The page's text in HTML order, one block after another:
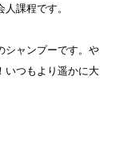
課程です。
シャンプーです。や
いつもより遥かに大